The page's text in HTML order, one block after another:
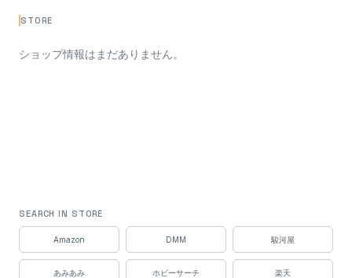
STORE
ショップ情報はまだありません。
SEARCH IN STORE
Amazon DMM 駿河屋
あみあみ ホビーサーチ 楽天